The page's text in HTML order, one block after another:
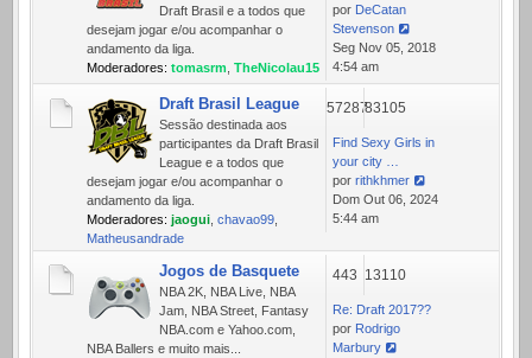
Draft Brasil e a todos que
desejam jogar e/ou acompanhar o
andamento da liga.
Moderadores: tomasrm TheNicolau15
por DeCatan
Stevenson
Ver
última
mensagem
Seg Nov 05, 2018
4:54 am
Draft Brasil League
Sessão destinada aos
participantes da Draft Brasil
League e a todos que
desejam jogar e/ou acompanhar o
andamento da liga.
Moderadores: jaogui chavao99
Matheusandrade
5728783105
Find Sexy Girls in
your city …
por rithkhmer
Ver
última
Dom Out 06, 2024
5:44 am
Jogos de Basquete
NBA 2K, NBA Live, NBA
Jam, NBA Street, Fantasy
NBA.com e Yahoo.com,
NBA Ballers e muito mais...
443 13110
Re: Draft 2017??
por Rodrigo
Marbury